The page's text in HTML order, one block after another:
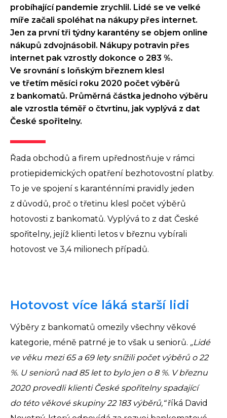
probíhající pandemie zrychlil. Lidé se ve velké
míře začali spoléhat na nákupy přes internet.
Jen za první tři týdny karantény se objem online
nákupů zdvojnásobil. Nákupy potravin přes
internet pak vzrostly dokonce o 283 %.
Ve srovnání s loňským březnem klesl
ve třetím měsíci roku 2020 počet výběrů
z bankomatů. Průměrná částka jednoho výběru
ale vzrostla téměř o čtvrtinu, jak vyplývá z dat
České spořitelny.
Řada obchodů a firem upřednostňuje v rámci
protiepidemických opatření bezhotovostní platby.
To je ve spojení s karanténními pravidly jeden
z důvodů, proč o třetinu klesl počet výběrů
hotovosti z bankomatů. Vyplývá to z dat České
spořitelny, jejíž klienti letos v březnu vybírali
hotovost ve 3,4 milionech případů.
Hotovost více láká starší lidi
Výběry z bankomatů omezily všechny věkové
kategorie, méně patrné je to však u seniorů. „Lidé
ve věku mezi 65 a 69 lety snížili počet výběrů o 22
%. U seniorů nad 85 let to bylo jen o 8 %. V březnu
2020 provedli klienti České spořitelny spadající
do této věkové skupiny 22 183 výběrů,“říká David